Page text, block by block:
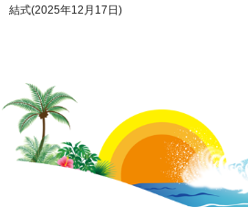
結式(2025年12月17日)